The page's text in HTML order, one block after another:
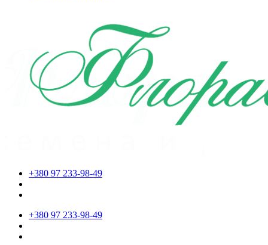
+380 97 233-98-49
+380 97 233-98-49